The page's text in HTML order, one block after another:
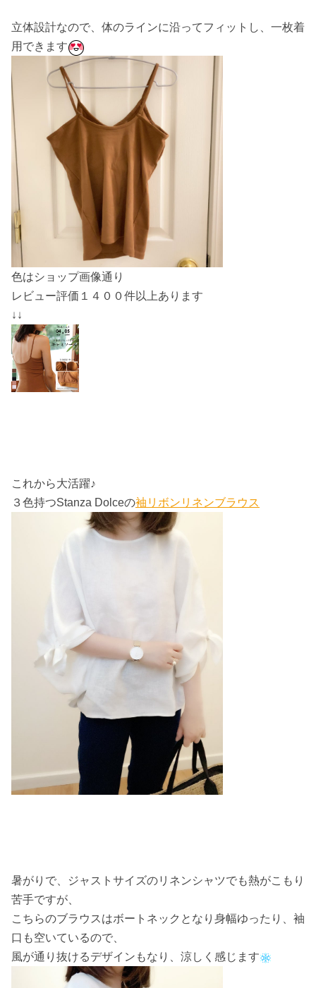
立体設計なので、体のラインに沿ってフィットし、一枚着
用できます
色はショップ画像通り
レビュー評価１４００件以上あります
↓↓
これから大活躍♪
３色持つStanza Dolceの袖リボンリネンブラウス
暑がりで、ジャストサイズのリネンシャツでも熱がこもり
苦手ですが、
こちらのブラウスはボートネックとなり身幅ゆったり、袖
口も空いているので、
風が通り抜けるデザインもなり、涼しく感じます